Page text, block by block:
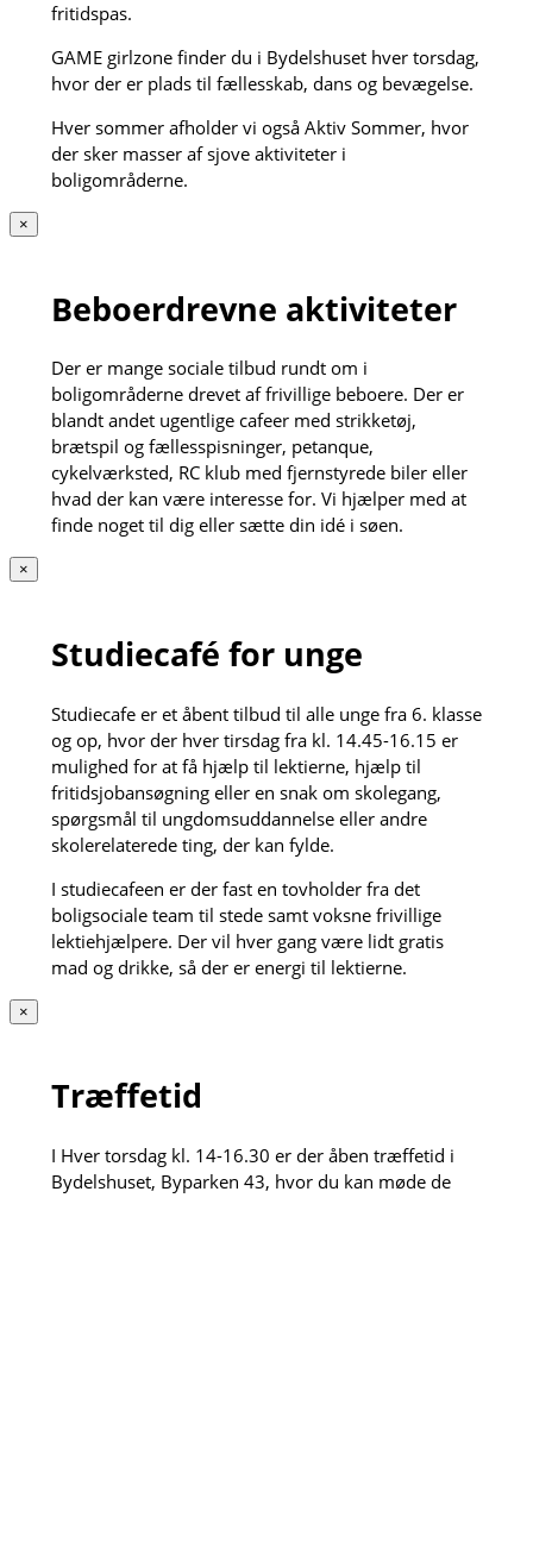
fritidspas.
GAME girlzone finder du i Bydelshuset hver torsdag,
hvor der er plads til fællesskab, dans og bevægelse.
Hver sommer afholder vi også Aktiv Sommer, hvor
der sker masser af sjove aktiviteter i
boligområderne.
×
Beboerdrevne aktiviteter
Der er mange sociale tilbud rundt om i
boligområderne drevet af frivillige beboere. Der er
blandt andet ugentlige cafeer med strikketøj,
brætspil og fællesspisninger, petanque,
cykelværksted, RC klub med fjernstyrede biler eller
hvad der kan være interesse for. Vi hjælper med at
finde noget til dig eller sætte din idé i søen.
×
Studiecafé for unge
Studiecafe er et åbent tilbud til alle unge fra 6. klasse
og op, hvor der hver tirsdag fra kl. 14.45-16.15 er
mulighed for at få hjælp til lektierne, hjælp til
fritidsjobansøgning eller en snak om skolegang,
spørgsmål til ungdomsuddannelse eller andre
skolerelaterede ting, der kan fylde.
I studiecafeen er der fast en tovholder fra det
boligsociale team til stede samt voksne frivillige
lektiehjælpere. Der vil hver gang være lidt gratis
mad og drikke, så der er energi til lektierne.
×
Træffetid
I Hver torsdag kl. 14-16.30 er der åben træffetid i
Bydelshuset, Byparken 43, hvor du kan møde de